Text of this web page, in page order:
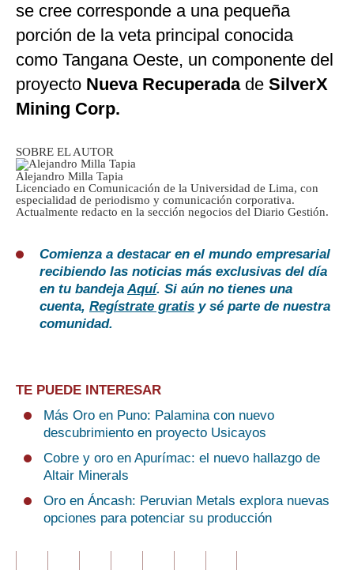
se cree corresponde a una pequeña
porción de la veta principal conocida
como Tangana Oeste, un componente del
proyecto Nueva Recuperadade SilverX
Mining Corp.
SOBRE EL AUTOR
Alejandro Milla Tapia
Licenciado en Comunicación de la Universidad de Lima, con
especialidad de periodismo y comunicación corporativa.
Actualmente redacto en la sección negocios del Diario Gestión.
Comienza a destacar en el mundo empresarial
recibiendo las noticias más exclusivas del día
en tu bandejaAquí. Si aún no tienes una
cuenta, Regístrate gratis y sé parte de nuestra
comunidad.
TE PUEDE INTERESAR
Más Oro en Puno: Palamina con nuevo
descubrimiento en proyecto Usicayos
Cobre y oro en Apurímac: el nuevo hallazgo de
Altair Minerals
Oro en Áncash: Peruvian Metals explora nuevas
opciones para potenciar su producción